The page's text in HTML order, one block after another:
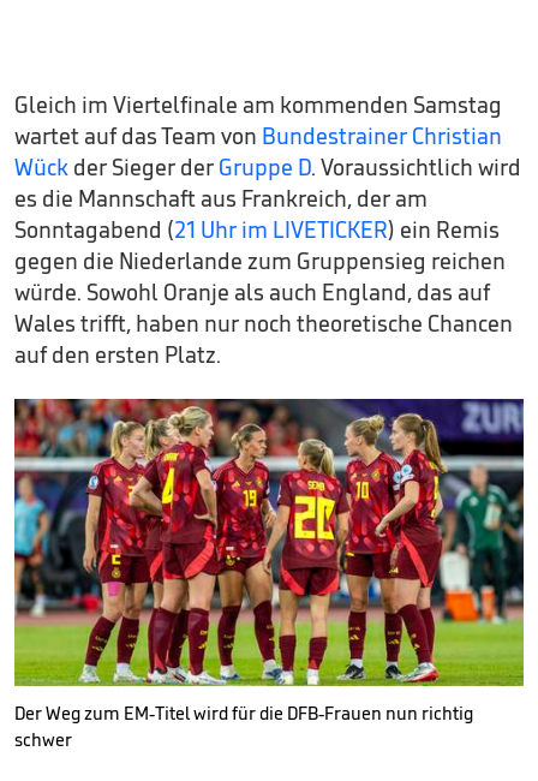
Gleich im Viertelfinale am kommenden Samstag
wartet auf das Team von Bundestrainer Christian
Wück der Sieger der Gruppe D. Voraussichtlich wird
es die Mannschaft aus Frankreich, der am
Sonntagabend (21 Uhr im LIVETICKER) ein Remis
gegen die Niederlande zum Gruppensieg reichen
würde. Sowohl Oranje als auch England, das auf
Wales trifft, haben nur noch theoretische Chancen
auf den ersten Platz.
Der Weg zum EM-Titel wird für die DFB-Frauen nun richtig
schwer